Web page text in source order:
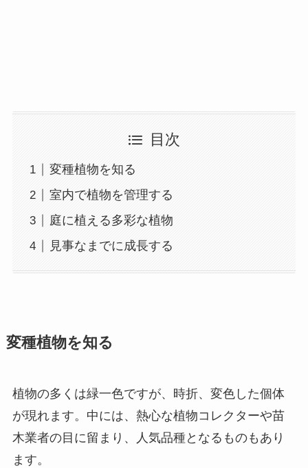
目次
変種植物を知る
室内で植物を管理する
庭に植える多彩な植物
見事なまでに成長する
変種植物を知る
植物の多くは緑一色ですが、時折、変色した個体
が現れます。中には、熱心な植物コレクターや苗
木業者の目に留まり、人気品種となるものもあり
ます。